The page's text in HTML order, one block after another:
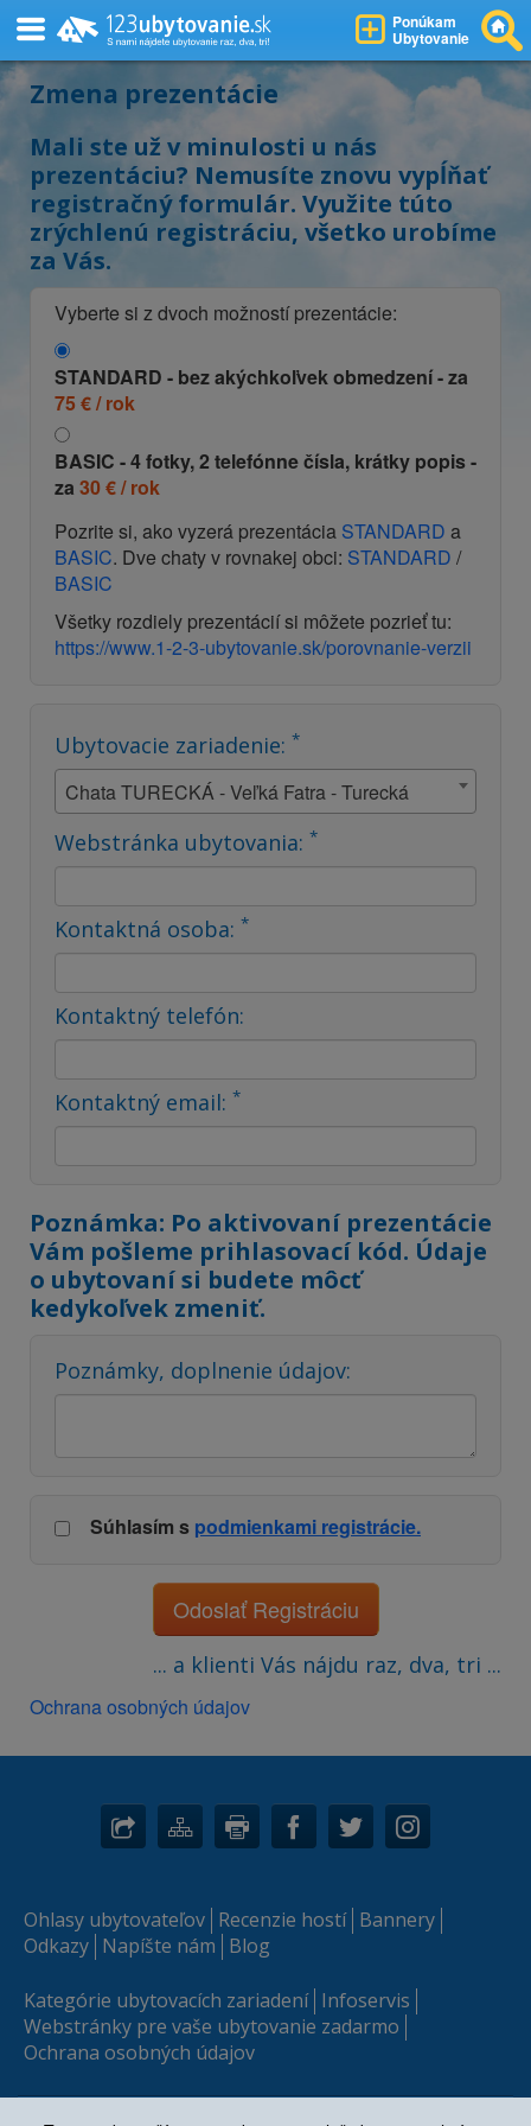
Ponúkam
Ubytovanie
Zmena prezentácie
Mali ste už v minulosti u nás
prezentáciu? Nemusíte znovu vypĺňať
registračný formulár. Využite túto
zrýchlenú registráciu, všetko urobíme
za Vás.
Vyberte si z dvoch možností prezentácie:
STANDARD - bez akýchkoľvek obmedzení - za
75 € / rok
BASIC - 4 fotky, 2 telefónne čísla, krátky popis -
za 30 € / rok
Pozrite si, ako vyzerá prezentácia STANDARD a
BASIC. Dve chaty v rovnakej obci: STANDARD /
BASIC
Všetky rozdiely prezentácií si môžete pozrieť tu:
https://www.1-2-3-ubytovanie.sk/porovnanie-verzii
Ubytovacie zariadenie: *
Chata TURECKÁ - Veľká Fatra - Turecká
Webstránka ubytovania: *
Kontaktná osoba: *
Kontaktný telefón:
Kontaktný email: *
Poznámka: Po aktivovaní prezentácie
Vám pošleme prihlasovací kód. Údaje
o ubytovaní si budete môcť
kedykoľvek zmeniť.
Poznámky, doplnenie údajov:
Súhlasím s podmienkami registrácie.
Odoslať Registráciu
... a klienti Vás nájdu raz, dva, tri ...
Ochrana osobných údajov
Ohlasy ubytovateľov Recenzie hostí Bannery
Odkazy Napíšte nám Blog
Kategórie ubytovacích zariadení Infoservis
Webstránky pre vaše ubytovanie zadarmo
Ochrana osobných údajov